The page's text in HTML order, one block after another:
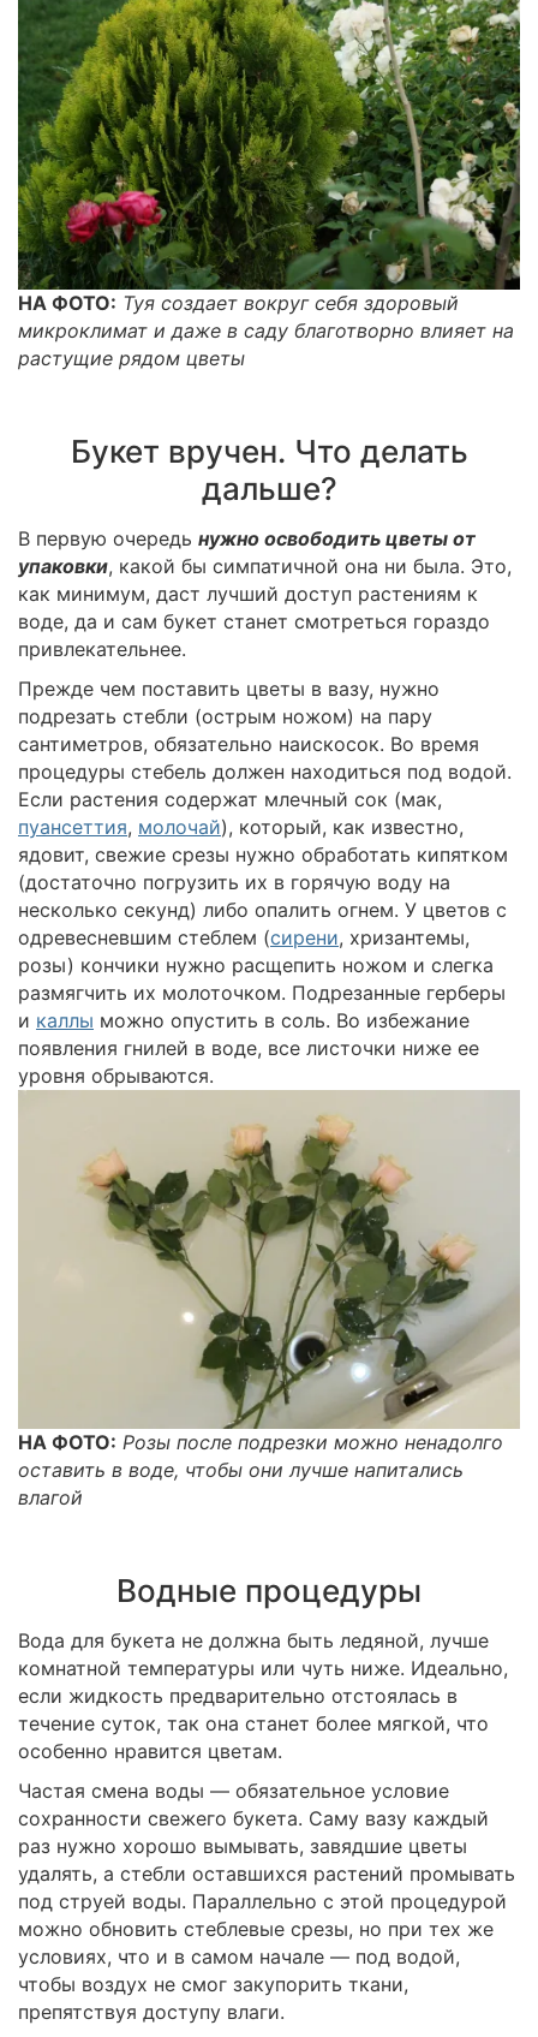
НА ФОТО: Туя создает вокруг себя здоровый
микроклимат и даже в саду благотворно влияет на
растущие рядом цветы
Букет вручен. Что делать
дальше?
В первую очередь нужно освободить цветы от
упаковки, какой бы симпатичной она ни была. Это,
как минимум, даст лучший доступ растениям к
воде, да и сам букет станет смотреться гораздо
привлекательнее.
Прежде чем поставить цветы в вазу, нужно
подрезать стебли (острым ножом) на пару
сантиметров, обязательно наискосок. Во время
процедуры стебель должен находиться под водой.
Если растения содержат млечный сок (мак,
пуансеттия, молочай), который, как известно,
ядовит, свежие срезы нужно обработать кипятком
(достаточно погрузить их в горячую воду на
несколько секунд) либо опалить огнем. У цветов с
одревесневшим стеблем (сирени, хризантемы,
розы) кончики нужно расщепить ножом и слегка
размягчить их молоточком. Подрезанные герберы
и каллы можно опустить в соль. Во избежание
появления гнилей в воде, все листочки ниже ее
уровня обрываются.
НА ФОТО: Розы после подрезки можно ненадолго
оставить в воде, чтобы они лучше напитались
влагой
Водные процедуры
Вода для букета не должна быть ледяной, лучше
комнатной температуры или чуть ниже. Идеально,
если жидкость предварительно отстоялась в
течение суток, так она станет более мягкой, что
особенно нравится цветам.
Частая смена воды — обязательное условие
сохранности свежего букета. Саму вазу каждый
раз нужно хорошо вымывать, завядшие цветы
удалять, а стебли оставшихся растений промывать
под струей воды. Параллельно с этой процедурой
можно обновить стеблевые срезы, но при тех же
условиях, что и в самом начале — под водой,
чтобы воздух не смог закупорить ткани,
препятствуя доступу влаги.